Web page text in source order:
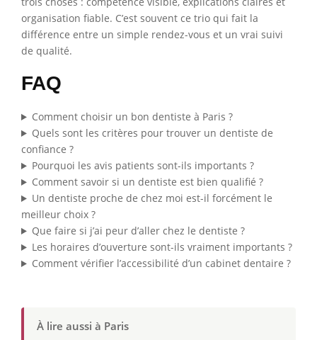
organisation fiable. C’est souvent ce trio qui fait la
différence entre un simple rendez-vous et un vrai suivi
de qualité.
FAQ
Comment choisir un bon dentiste à Paris ?
Quels sont les critères pour trouver un dentiste de
confiance ?
Pourquoi les avis patients sont-ils importants ?
Comment savoir si un dentiste est bien qualifié ?
Un dentiste proche de chez moi est-il forcément le
meilleur choix ?
Que faire si j’ai peur d’aller chez le dentiste ?
Les horaires d’ouverture sont-ils vraiment importants ?
Comment vérifier l’accessibilité d’un cabinet dentaire ?
À lire aussi à Paris